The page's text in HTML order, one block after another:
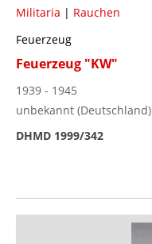
Militaria | Rauchen
Feuerzeug
Feuerzeug "KW"
1939 - 1945
unbekannt (Deutschland)
DHMD 1999/342